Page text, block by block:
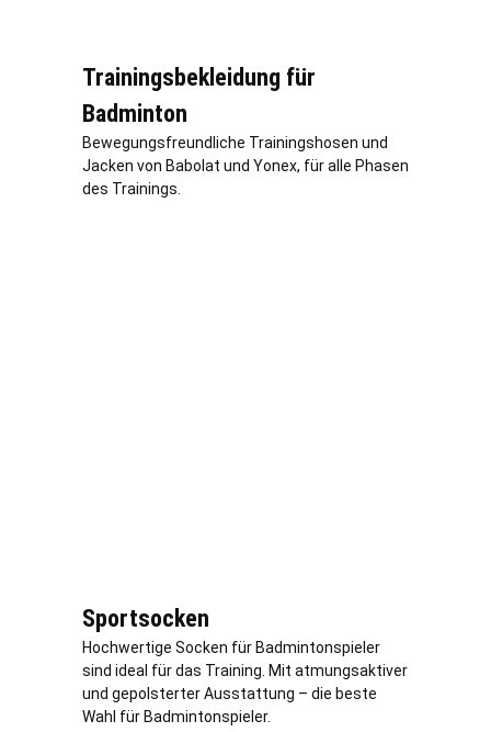
Trainingsbekleidung für
Badminton
Bewegungsfreundliche Trainingshosen und
Jacken von Babolat und Yonex, für alle Phasen
des Trainings.
Sportsocken
Hochwertige Socken für Badmintonspieler
sind ideal für das Training. Mit atmungsaktiver
und gepolsterter Ausstattung – die beste
Wahl für Badmintonspieler.